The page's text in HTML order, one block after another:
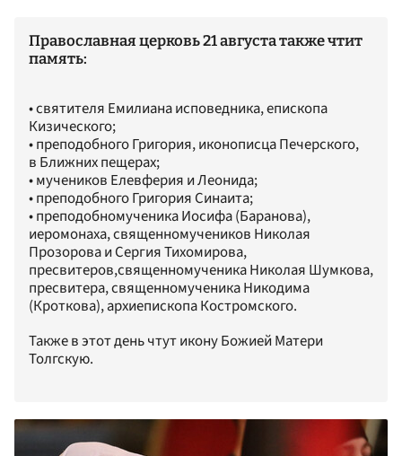
Православная церковь 21 августа также чтит
память:
• святителя Емилиана исповедника, епископа
Кизического;
• преподобного Григория, иконописца Печерского,
в Ближних пещерах;
• мучеников Елевферия и Леонида;
• преподобного Григория Синаита;
• преподобномученика Иосифа (Баранова),
иеромонаха, священномучеников Николая
Прозорова и Сергия Тихомирова,
пресвитеров,священномученика Николая Шумкова,
пресвитера, священномученика Никодима
(Кроткова), архиепископа Костромского.
Также в этот день чтут икону Божией Матери
Толгскую.